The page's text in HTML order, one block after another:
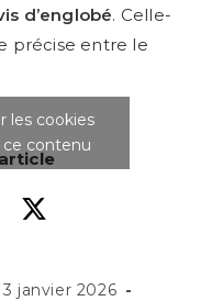
d’englobé. Celle-
précise entre le
les cookies
contenu
janvier 2026